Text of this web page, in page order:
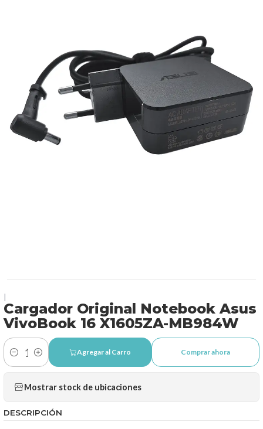
Cargador Original Notebook Asus
VivoBook 16 X1605ZA-MB984W
Cantidad
Agregar al Carro Comprar ahora
Mostrar stock de ubicaciones
DESCRIPCIÓN